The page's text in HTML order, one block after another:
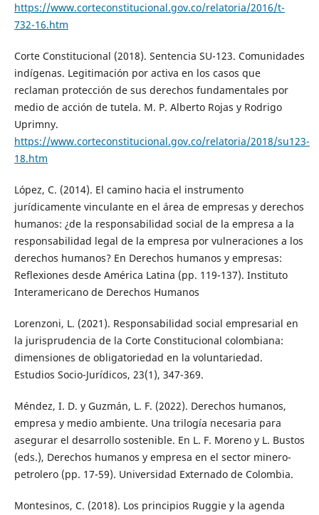
https://www.corteconstitucional.gov.co/relatoria/2016/t-
732-16.htm
Corte Constitucional (2018). Sentencia SU-123. Comunidades
indígenas. Legitimación por activa en los casos que
reclaman protección de sus derechos fundamentales por
medio de acción de tutela. M. P. Alberto Rojas y Rodrigo
Uprimny.
https://www.corteconstitucional.gov.co/relatoria/2018/su123-
18.htm
López, C. (2014). El camino hacia el instrumento
jurídicamente vinculante en el área de empresas y derechos
humanos: ¿de la responsabilidad social de la empresa a la
responsabilidad legal de la empresa por vulneraciones a los
derechos humanos? En Derechos humanos y empresas:
Reflexiones desde América Latina (pp. 119-137). Instituto
Interamericano de Derechos Humanos
Lorenzoni, L. (2021). Responsabilidad social empresarial en
la jurisprudencia de la Corte Constitucional colombiana:
dimensiones de obligatoriedad en la voluntariedad.
Estudios Socio-Jurídicos, 23(1), 347-369.
Méndez, I. D. y Guzmán, L. F. (2022). Derechos humanos,
empresa y medio ambiente. Una trilogía necesaria para
asegurar el desarrollo sostenible. En L. F. Moreno y L. Bustos
(eds.), Derechos humanos y empresa en el sector minero-
petrolero (pp. 17-59). Universidad Externado de Colombia.
Montesinos, C. (2018). Los principios Ruggie y la agenda